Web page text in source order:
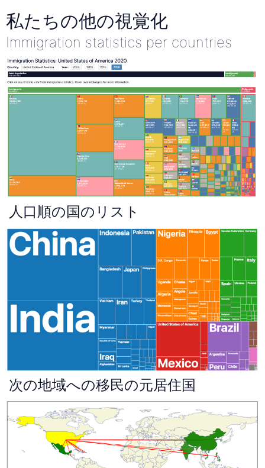
私たちの他の視覚化
Immigration statistics per countries
人口順の国のリスト
次の地域への移民の元居住国